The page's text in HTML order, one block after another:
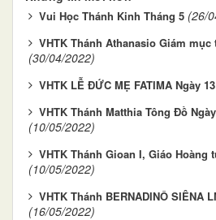
Vui Học Thánh Kinh Tháng 5 (26/
VHTK Thánh Athanasio Giám
(30/04/2022)
VHTK LỄ ĐỨC MẸ FATIMA Ngày
VHTK Thánh Matthia Tông Đồ
(10/05/2022)
VHTK Thánh Gioan I, Giáo Hoàng
(10/05/2022)
VHTK Thánh BERNADINÔ SIÊNA
(16/05/2022)